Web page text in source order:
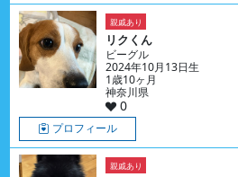
親戚あり
リクくん
ビーグル
2024年10月13日生
1歳10ヶ月
神奈川県
0
プロフィール
親戚あり